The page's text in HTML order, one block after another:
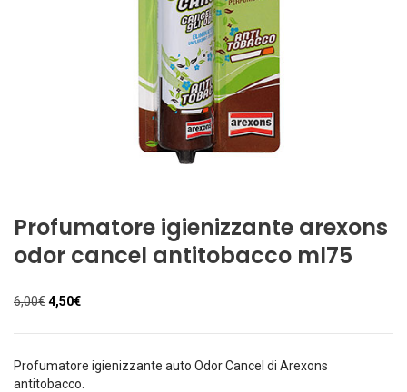
Profumatore igienizzante arexons
odor cancel antitobacco ml75
6,00€Il
originale
6,00€.
4,50€Il
attuale
4,50€.
Profumatore igienizzante auto Odor Cancel di Arexons
antitobacco.